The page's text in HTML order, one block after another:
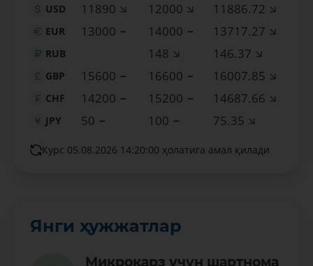
USD 11890 12000 11886.72
EUR 13000 14000 13717.27
RUB 148 146.37
GBP 15600 16600 16007.85
CHF 14200 15200 14687.66
JPY 50 100 75.35
Курс 05.08.2026 14:20:00 ҳолатига амал қилади
Янги ҳужжатлар
Микроқарз учун шартнома